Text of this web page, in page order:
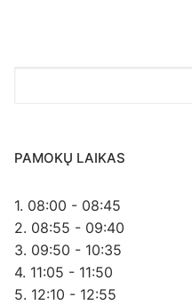
PAMOKŲ LAIKAS
1. 08:00 - 08:45
2. 08:55 - 09:40
3. 09:50 - 10:35
4. 11:05 - 11:50
5. 12:10 - 12:55